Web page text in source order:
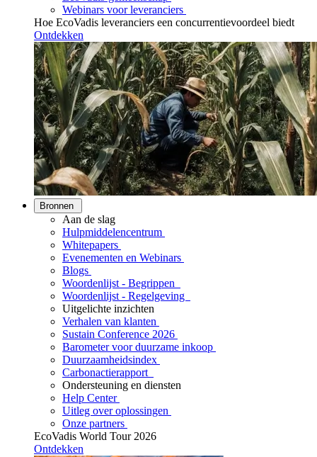
Webinars voor leveranciers
Hoe EcoVadis leveranciers een concurrentievoordeel biedt
Ontdekken
Bronnen
Aan de slag
Hulpmiddelencentrum
Whitepapers
Evenementen en Webinars
Blogs
Woordenlijst - Begrippen
Woordenlijst - Regelgeving
Uitgelichte inzichten
Verhalen van klanten
Sustain Conference 2026
Barometer voor duurzame inkoop
Duurzaamheidsindex
Carbonactierapport
Ondersteuning en diensten
Help Center
Uitleg over oplossingen
Onze partners
EcoVadis World Tour 2026
Ontdekken